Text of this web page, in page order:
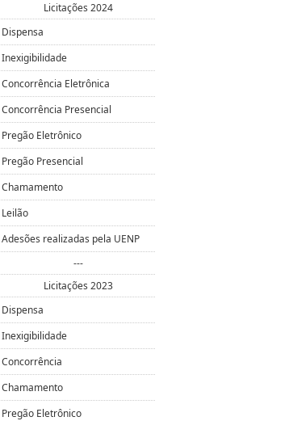
Licitações 2024
Dispensa
Inexigibilidade
Concorrência Eletrônica
Concorrência Presencial
Pregão Eletrônico
Pregão Presencial
Chamamento
Leilão
Adesões realizadas pela UENP
---
Licitações 2023
Dispensa
Inexigibilidade
Concorrência
Chamamento
Pregão Eletrônico